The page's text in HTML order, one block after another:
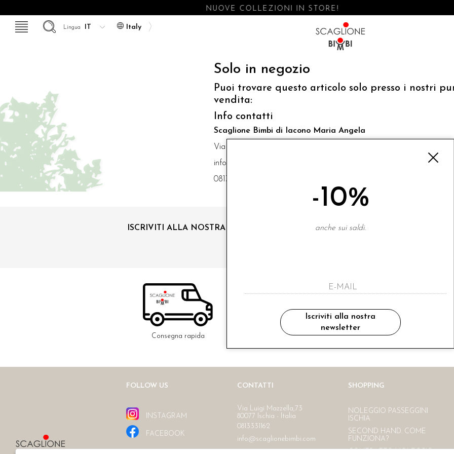
NUOVE COLLEZIONI IN STORE!
Italy
Lingua
Solo in negozio
Puoi trovare questo articolo solo presso i nostri
vendita:
Info contatti
Scaglione Bimbi di Iacono Maria Angela
Via Luigi Mazzella,73 80077 Ischia
info@scaglionebimbi.com
0813331162
ISCRIVITI ALLA NOSTRA NEWSLETTER
ho letto ed accettato le condizioni sulla
Consegna rapida Ritiro in negozio
Consegna gratuita in Italia
FOLLOW US
INSTAGRAM
FACEBOOK
CONTATTI
Via Luigi Mazzella,73
80077 Ischia - Italia
0813331162
info@scaglionebimbi.com
SHOPPING
NOLEGGIO PASSEGGINI
ISCHIA
SECOND HAND. COME
FUNZIONA?
-10%
anche sui saldi.
Iscriviti alla nostra
newsletter